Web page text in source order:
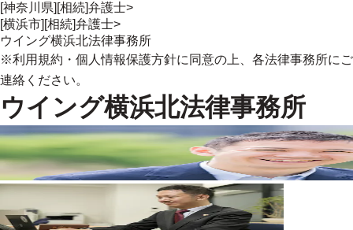
[神奈川県][相続]弁護士>
[横浜市][相続]弁護士>
ウイング横浜北法律事務所
※利用規約 ・ 個人情報保護方針に同意の上、各法律事務所にご
連絡ください。
ウイング横浜北法律事務所